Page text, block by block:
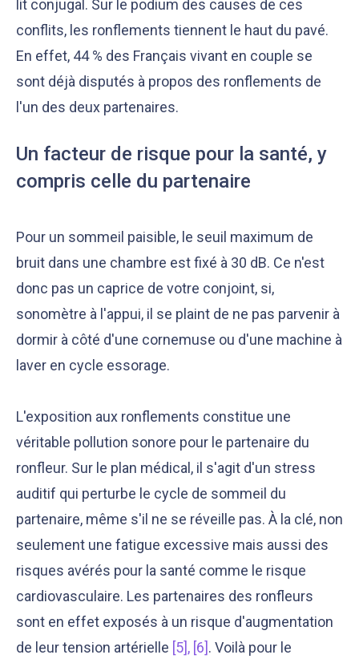
lit conjugal. Sur le podium des causes de ces
conflits, les ronflements tiennent le haut du pavé.
En effet, 44 % des Français vivant en couple se
sont déjà disputés à propos des ronflements de
l'un des deux partenaires.
Un facteur de risque pour la santé, y
compris celle du partenaire
Pour un sommeil paisible, le seuil maximum de
bruit dans une chambre est fixé à 30 dB. Ce n'est
donc pas un caprice de votre conjoint, si,
sonomètre à l'appui, il se plaint de ne pas parvenir à
dormir à côté d'une cornemuse ou d'une machine à
laver en cycle essorage.
L'exposition aux ronflements constitue une
véritable pollution sonore pour le partenaire du
ronfleur. Sur le plan médical, il s'agit d'un stress
auditif qui perturbe le cycle de sommeil du
partenaire, même s'il ne se réveille pas. À la clé, non
seulement une fatigue excessive mais aussi des
risques avérés pour la santé comme le risque
cardiovasculaire. Les partenaires des ronfleurs
sont en effet exposés à un risque d'augmentation
de leur tension artérielle [5], [6]. Voilà pour le